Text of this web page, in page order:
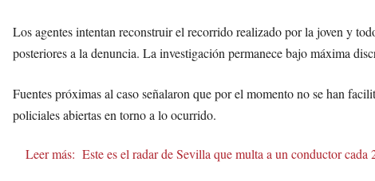
Los agentes intentan reconstruir el recorrido realizado por la joven y
posteriores a la denuncia. La investigación permanece bajo máxima
Fuentes próximas al caso señalaron que por el momento no se han
policiales abiertas en torno a lo ocurrido.
Leer más: Este es el radar de Sevilla que multa a un conductor cada